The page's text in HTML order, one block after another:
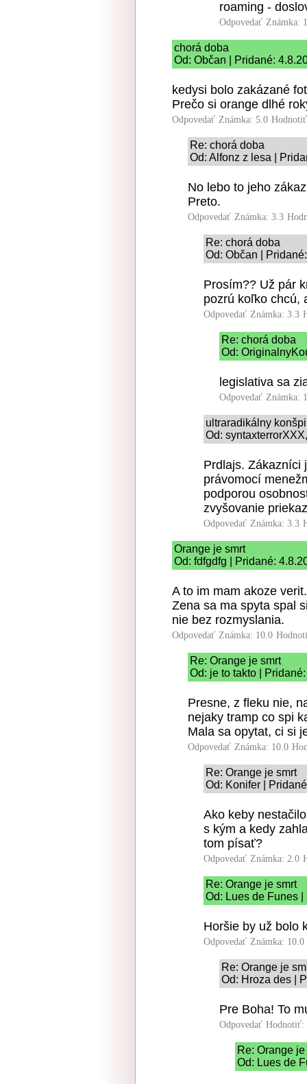
roaming -
Odpovedať Známka:
chorá doba
Od: Občan | Pridané:
kedysi bolo zakázané
Prečo si orange dlhé
Odpovedať Známka: 5.0
Re: chorá doba
Od: Alfonz z lesa |
No lebo to jeho
Preto.
Odpovedať Známka: 3.3
Re: chorá doba
Od: Občan |
Prosím?? Už pár
pozrú koľko chcú,
Odpovedať Známka: 3.3
Re: chorá doba
Od:
legislativa sa
Odpovedať Známka:
ultraradikálny
Od:
Prdlajs. Zákazníci
právomocí
podporou
zvyšovanie
Odpovedať Známka: 3.3
Orange je smrt
Od: fdfgdfg | Pridané:
A to im mam akoze verit.
Zena sa ma spyta spal
nie bez rozmyslania.
Odpovedať Známka: 10.0
Re: Orange je smrt
Od: je to takto |
Presne, z fleku nie,
nejaky tramp co spi
Mala sa opytat, ci si
Odpovedať Známka: 10.0
Re: Orange je smrt
Od: Konifer |
Ako keby
s kým a kedy
tom písať?
Odpovedať Známka: 2.0
Re: Orange je smrt
Od: Lues de Funes
Horšie by už bolo
Odpovedať Známka: 10.0
Re: Orange je
Od: Hroza des |
Pre Boha! To
Odpovedať Hodnotiť:
Re: Orange je
Od: Lues de